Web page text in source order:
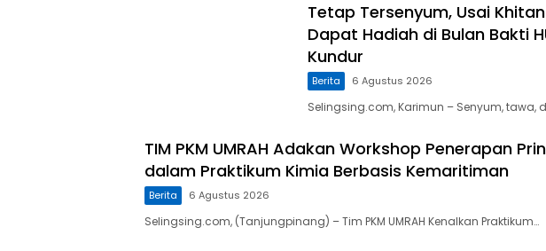
Tetap Tersenyum, Usai
Dapat Hadiah di Bulan Bakti
Kundur
Berita 6 Agustus 2026
Selingsing.com, Karimun – Senyum, tawa,
TIM PKM UMRAH Adakan Workshop Penerapan
dalam Praktikum Kimia Berbasis Kemaritiman
Berita 6 Agustus 2026
Selingsing.com, (Tanjungpinang) – Tim PKM UMRAH Kenalkan Praktikum…